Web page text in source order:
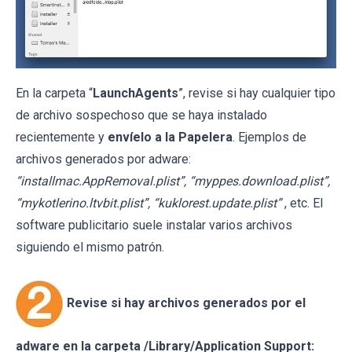
En la carpeta “LaunchAgents”, revise si hay cualquier tipo
de archivo sospechoso que se haya instalado
recientemente y envíelo a la Papelera. Ejemplos de
archivos generados por adware:
“installmac.AppRemoval.plist”, “myppes.download.plist”,
“mykotlerino.ltvbit.plist”, “kuklorest.update.plist” , etc. El
software publicitario suele instalar varios archivos
siguiendo el mismo patrón.
Revise si hay archivos generados por el
adware en la carpeta /Library/Application Support: